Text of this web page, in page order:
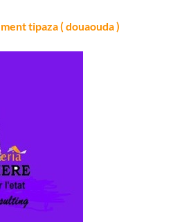
tipaza ( douaouda )